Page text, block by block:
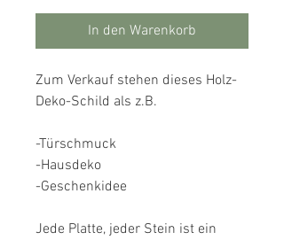
In den Warenkorb
Zum Verkauf stehen dieses Holz-
Deko-Schild als z.B.
-Türschmuck
-Hausdeko
-Geschenkidee
Jede Platte, jeder Stein ist ein